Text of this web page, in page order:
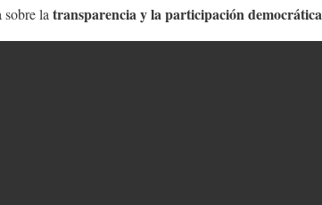
sobre la transparencia y la participación democrática